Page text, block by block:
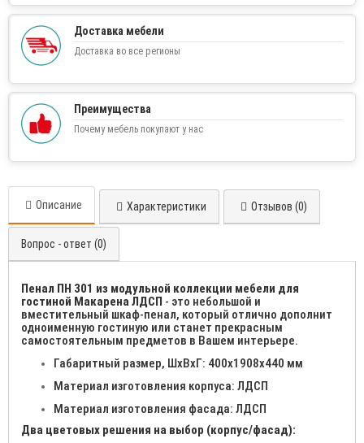
Доставка мебели
Доставка во все регионы
Преимущества
Почему мебель покупают у нас
Описание Характеристики Отзывов (0)
Вопрос - ответ (0)
Пенал ПН 301 из модульной коллекции мебели для
гостиной Макарена ЛДСП - это небольшой и
вместительный шкаф-пенал, который отлично дополнит
одноименную гостиную или станет прекрасным
самостоятельным предметов в Вашем интерьере.
Габаритный размер, ШхВхГ: 400х1908х440 мм
Материал изготовления корпуса: ЛДСП
Материал изготовления фасада: ЛДСП
Два цветовых решения на выбор (корпус/фасад):